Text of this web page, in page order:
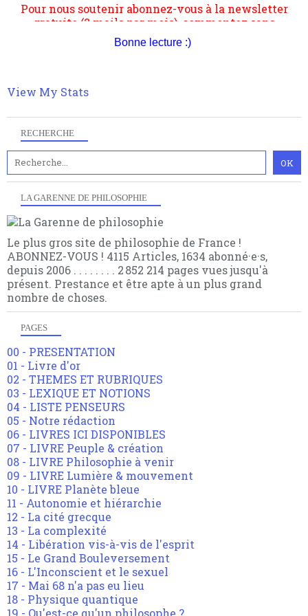
RECHERCHE
LA GARENNE DE PHILOSOPHIE
Le plus gros site de philosophie de France !
ABONNEZ-VOUS ! 4115 Articles, 1634 abonné·e·s,
depuis 2006 . . . . . . . . 2 852 214 pages vues jusqu'à
présent. Prestance et être apte à un plus grand
nombre de choses.
PAGES
00 - PRESENTATION
01 - Livre d'or
02 - THEMES ET RUBRIQUES
03 - LEXIQUE ET NOTIONS
04 - LISTE PENSEURS
05 - Notre rédaction
06 - LIVRES ICI DISPONIBLES
07 - LIVRE Peuple & création
08 - LIVRE Philosophie à venir
09 - LIVRE Lumière & mouvement
10 - LIVRE Planète bleue
11 - Autonomie et hiérarchie
12 - La cité grecque
13 - La complexité
14 - Libération vis-à-vis de l'esprit
15 - Le Grand Bouleversement
16 - L'Inconscient et le sexuel
17 - Mai 68 n'a pas eu lieu
18 - Physique quantique
contrat est la marque d'une complexité, riche de
articles pour être apte à un plus grand nombre de
Bonne lecture :)
View My Stats